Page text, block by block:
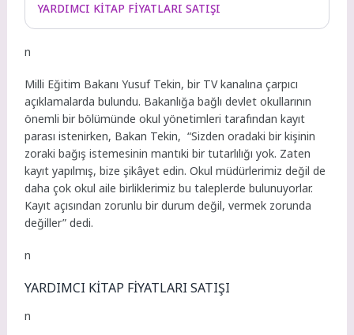
YARDIMCI KİTAP FİYATLARI SATIŞI
n
Milli Eğitim Bakanı Yusuf Tekin, bir TV kanalına çarpıcı
açıklamalarda bulundu. Bakanlığa bağlı devlet okullarının
önemli bir bölümünde okul yönetimleri tarafından kayıt
parası istenirken, Bakan Tekin, “Sizden oradaki bir kişinin
zoraki bağış istemesinin mantıki bir tutarlılığı yok. Zaten
kayıt yapılmış, bize şikâyet edin. Okul müdürlerimiz değil de
daha çok okul aile birliklerimiz bu taleplerde bulunuyorlar.
Kayıt açısından zorunlu bir durum değil, vermek zorunda
değiller” dedi.
n
YARDIMCI KİTAP FİYATLARI SATIŞI
n